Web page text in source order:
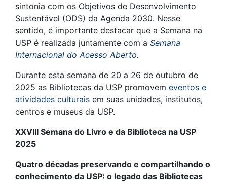
sintonia com os Objetivos de Desenvolvimento
Sustentável (ODS) da Agenda 2030. Nesse
sentido, é importante destacar que a Semana na
USP é realizada juntamente com a Semana
Internacional do Acesso Aberto.
Durante esta semana de 20 a 26 de outubro de
2025 as Bibliotecas da USP promovem eventos e
atividades culturais em suas unidades, institutos,
centros e museus da USP.
XXVIII Semana do Livro e da Biblioteca na USP
2025
Quatro décadas preservando e compartilhando o
conhecimento da USP: o legado das Bibliotecas